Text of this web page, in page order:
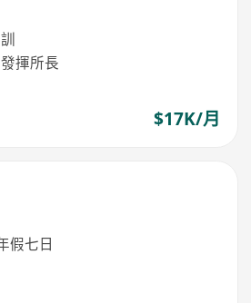
揮所長
$17K/月
假七日